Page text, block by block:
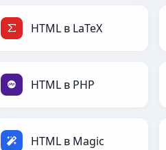
HTML в LaTeX
HTML в PHP
HTML в Magic